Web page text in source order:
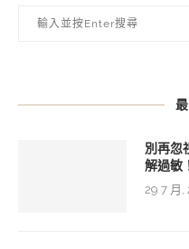
別再忽
解過敏
29 7 月,